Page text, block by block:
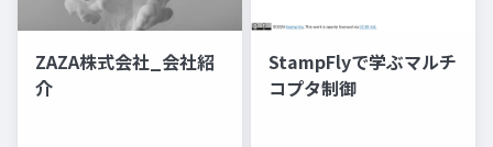
ZAZA株式会社_会社紹
介
StampFlyで学ぶマルチ
コプタ制御